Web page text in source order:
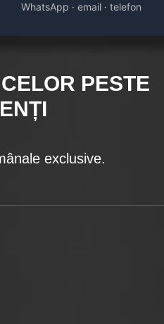
WhatsApp · email · telefon
PESTE
exclusive.